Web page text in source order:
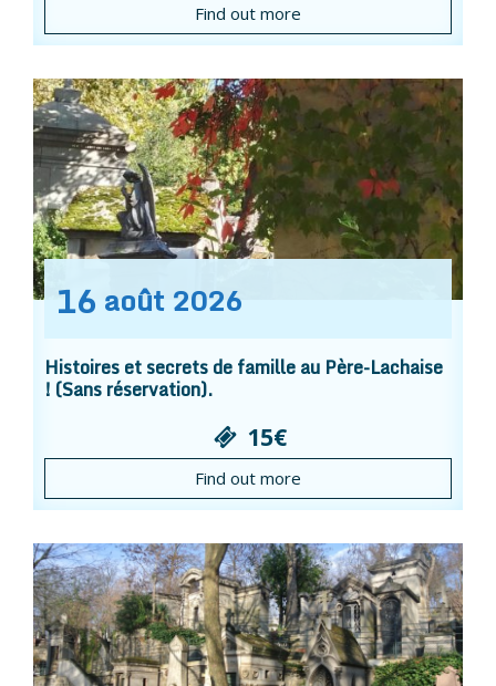
Find out more
16 août 2026
Histoires et secrets de famille au Père-Lachaise
! (Sans réservation).
15€
Find out more